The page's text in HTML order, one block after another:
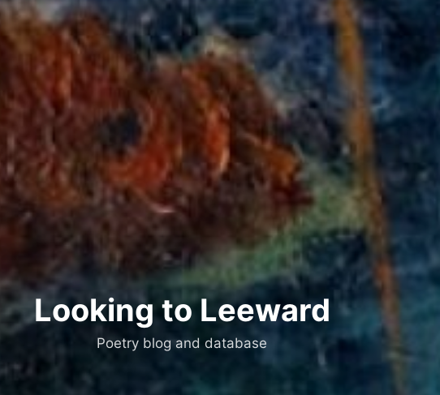
Looking to Leeward
Poetry blog and database